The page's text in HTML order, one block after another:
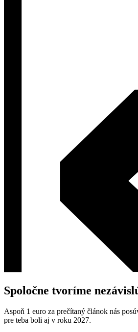
Spoločne tvoríme
Aspoň 1 euro za prečítaný článok nás
pre teba boli aj v roku 2027.